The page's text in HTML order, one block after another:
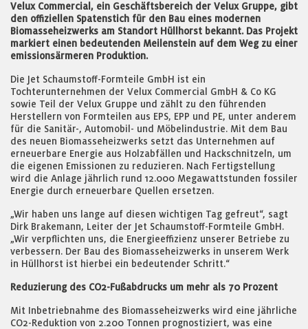
Velux Commercial, ein Geschäftsbereich der Velux Gruppe, gibt
den offiziellen Spatenstich für den Bau eines modernen
Biomasseheizwerks am Standort Hüllhorst bekannt. Das Projekt
markiert einen bedeutenden Meilenstein auf dem Weg zu einer
emissionsärmeren Produktion.
Die Jet Schaumstoff-Formteile GmbH ist ein
Tochterunternehmen der Velux Commercial GmbH & Co KG
sowie Teil der Velux Gruppe und zählt zu den führenden
Herstellern von Formteilen aus EPS, EPP und PE, unter anderem
für die Sanitär-, Automobil- und Möbelindustrie. Mit dem Bau
des neuen Biomasseheizwerks setzt das Unternehmen auf
erneuerbare Energie aus Holzabfällen und Hackschnitzeln, um
die eigenen Emissionen zu reduzieren. Nach Fertigstellung
wird die Anlage jährlich rund 12.000 Megawattstunden fossiler
Energie durch erneuerbare Quellen ersetzen.
„Wir haben uns lange auf diesen wichtigen Tag gefreut“, sagt
Dirk Brakemann, Leiter der Jet Schaumstoff-Formteile GmbH.
„Wir verpflichten uns, die Energieeffizienz unserer Betriebe zu
verbessern. Der Bau des Biomasseheizwerks in unserem Werk
in Hüllhorst ist hierbei ein bedeutender Schritt.“
Reduzierung des CO2-Fußabdrucks um mehr als 70 Prozent
Mit Inbetriebnahme des Biomasseheizwerks wird eine jährliche
CO2-Reduktion von 2.200 Tonnen prognostiziert, was eine